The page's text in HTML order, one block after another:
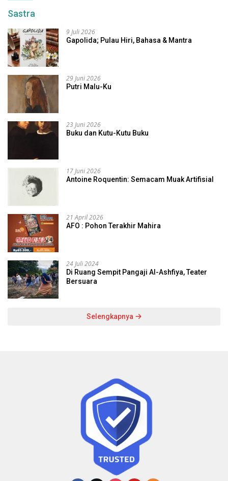
Sastra
9 Juli 2026
Gapolida; Pulau Hiri, Bahasa & Mantra
29 Juni 2026
Putri Malu-Ku
23 Juni 2026
Buku dan Kutu-Kutu Buku
17 Juni 2026
Antoine Roquentin: Semacam Muak Artifisial
21 April 2026
AFO : Pohon Terakhir Mahira
24 Juli 2024
Di Ruang Sempit Pangaji Al-Ashfiya, Teater
Bersuara
Selengkapnya